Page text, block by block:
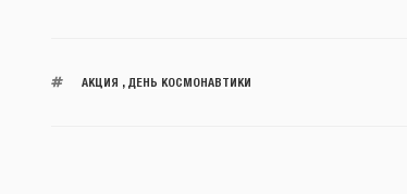
АКЦИЯ , ДЕНЬ КОСМОНАВТИКИ